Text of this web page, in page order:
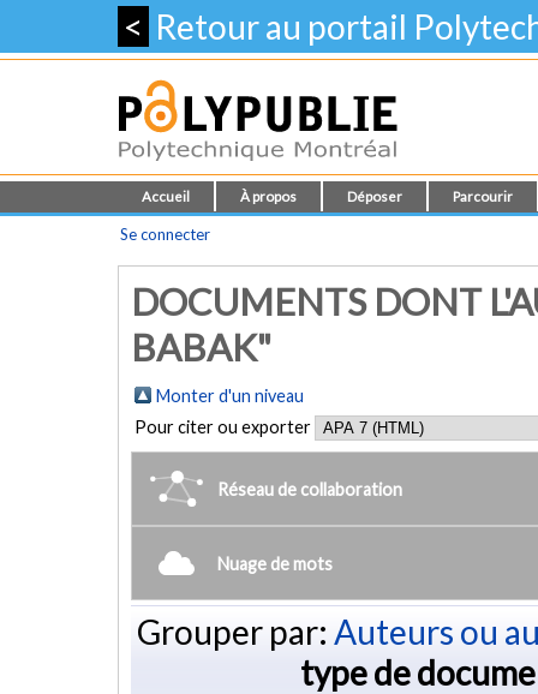
< Retour au portail
Accueil À propos Déposer Parcourir
Se connecter
DOCUMENTS DONT
BABAK"
Monter d'un niveau
Pour citer ou exporter
Réseau de collaboration
Nuage de mots
Grouper par: Auteurs ou
type de